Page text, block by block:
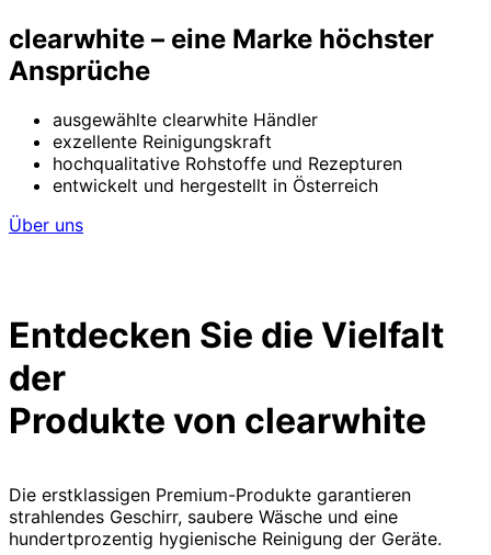
clearwhite – eine Marke höchster
Ansprüche
ausgewählte clearwhite Händler
exzellente Reinigungskraft
hochqualitative Rohstoffe und Rezepturen
entwickelt und hergestellt in Österreich
Über uns
Entdecken Sie die Vielfalt
der
Produkte von clearwhite
Die erstklassigen Premium-Produkte garantieren
strahlendes Geschirr, saubere Wäsche und eine
hundertprozentig hygienische Reinigung der Geräte.